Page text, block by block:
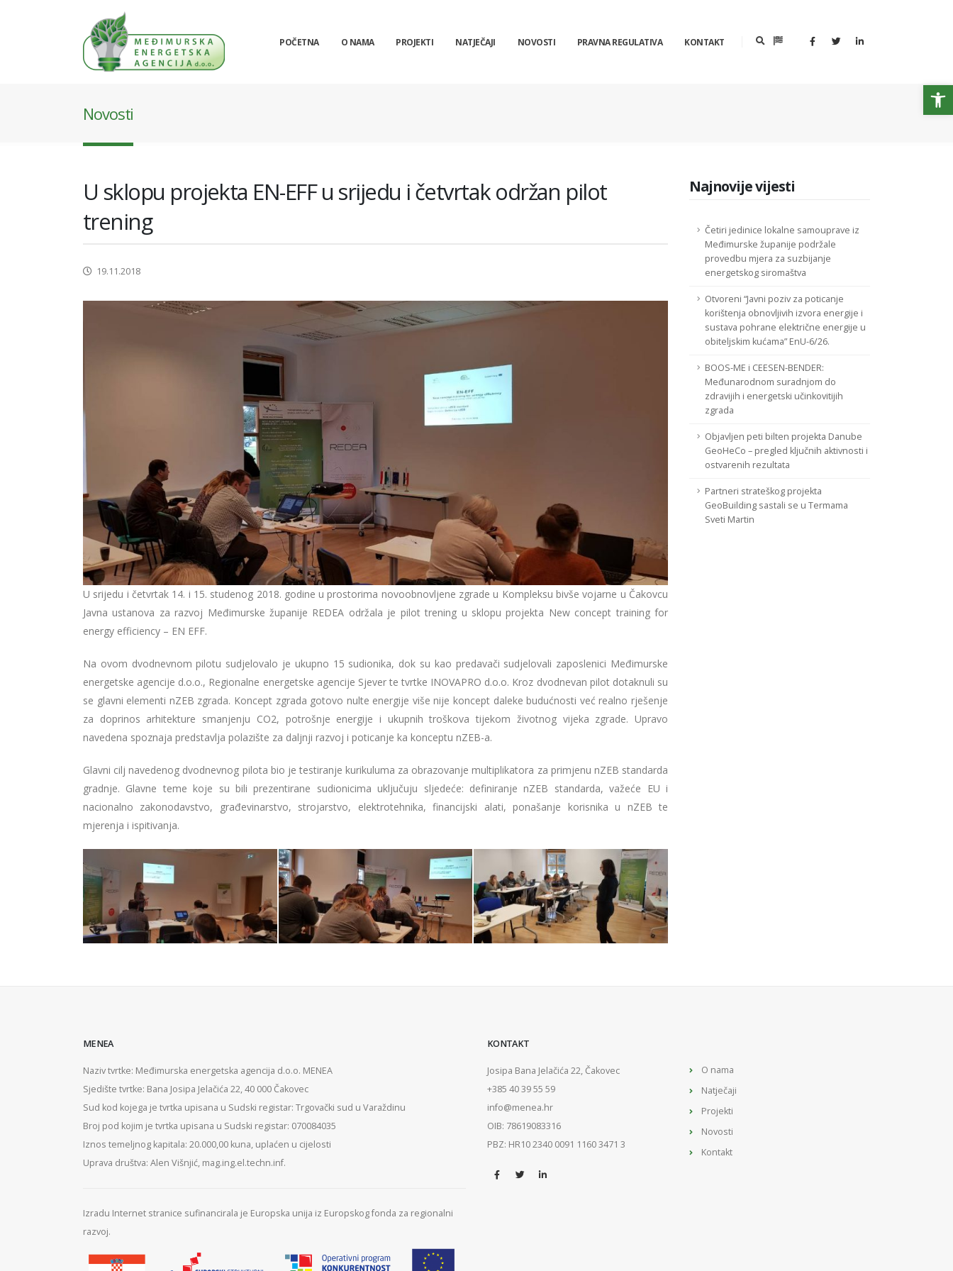
POČETNA O NAMA PROJEKTI NATJEČAJI NOVOSTI PRAVNA REGULATIVA KONTAKT
Novosti
U sklopu projekta EN-EFF u srijedu i četvrtak održan pilot
trening
19.11.2018
U srijedu i četvrtak 14. i 15. studenog 2018. godine u prostorima novoobnovljene zgrade u Kompleksu bivše vojarne u Čakovcu
Javna ustanova za razvoj Međimurske županije REDEA održala je pilot trening u sklopu projekta New concept training for
energy efficiency – EN EFF.
Na ovom dvodnevnom pilotu sudjelovalo je ukupno 15 sudionika, dok su kao predavači sudjelovali zaposlenici Međimurske
energetske agencije d.o.o., Regionalne energetske agencije Sjever te tvrtke INOVAPRO d.o.o. Kroz dvodnevan pilot dotaknuli su
se glavni elementi nZEB zgrada. Koncept zgrada gotovo nulte energije više nije koncept daleke budućnosti već realno rješenje
za doprinos arhitekture smanjenju CO2, potrošnje energije i ukupnih troškova tijekom životnog vijeka zgrade. Upravo
navedena spoznaja predstavlja polazište za daljnji razvoj i poticanje ka konceptu nZEB-a.
Glavni cilj navedenog dvodnevnog pilota bio je testiranje kurikuluma za obrazovanje multiplikatora za primjenu nZEB standarda
gradnje. Glavne teme koje su bili prezentirane sudionicima uključuju sljedeće: definiranje nZEB standarda, važeće EU i
nacionalno zakonodavstvo, građevinarstvo, strojarstvo, elektrotehnika, financijski alati, ponašanje korisnika u nZEB te
mjerenja i ispitivanja.
Najnovije vijesti
Četiri jedinice lokalne samouprave iz
Međimurske županije podržale
provedbu mjera za suzbijanje
energetskog siromaštva
Otvoreni “Javni poziv za poticanje
korištenja obnovljivih izvora energije i
sustava pohrane električne energije u
obiteljskim kućama” EnU-6/26.
BOOS-ME i CEESEN-BENDER:
Međunarodnom suradnjom do
zdravijih i energetski učinkovitijih
zgrada
Objavljen peti bilten projekta Danube
GeoHeCo – pregled ključnih aktivnosti i
ostvarenih rezultata
Partneri strateškog projekta
GeoBuilding sastali se u Termama
Sveti Martin
MENEA
Naziv tvrtke: Međimurska energetska agencija d.o.o. MENEA
Sjedište tvrtke: Bana Josipa Jelačića 22, 40 000 Čakovec
Sud kod kojega je tvrtka upisana u Sudski registar: Trgovački sud u Varaždinu
Broj pod kojim je tvrtka upisana u Sudski registar: 070084035
Iznos temeljnog kapitala: 20.000,00 kuna, uplaćen u cijelosti
Uprava društva: Alen Višnjić, mag.ing.el.techn.inf.
Izradu Internet stranice sufinancirala je Europska unija iz Europskog fonda za regionalni
razvoj.
KONTAKT
Josipa Bana Jelačića 22, Čakovec
+385 40 39 55 59
info@menea.hr
OIB: 78619083316
PBZ: HR10 2340 0091 1160 3471 3
O nama
Natječaji
Projekti
Novosti
Kontakt